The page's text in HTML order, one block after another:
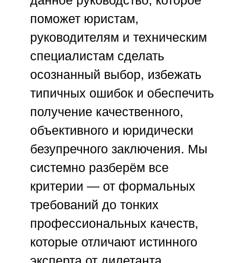
поможет юристам,
руководителям и техническим
специалистам сделать
осознанный выбор, избежать
типичных ошибок и обеспечить
получение качественного,
объективного и юридически
безупречного заключения. Мы
системно разберём все
критерии — от формальных
требований до тонких
профессиональных качеств,
которые отличают истинного